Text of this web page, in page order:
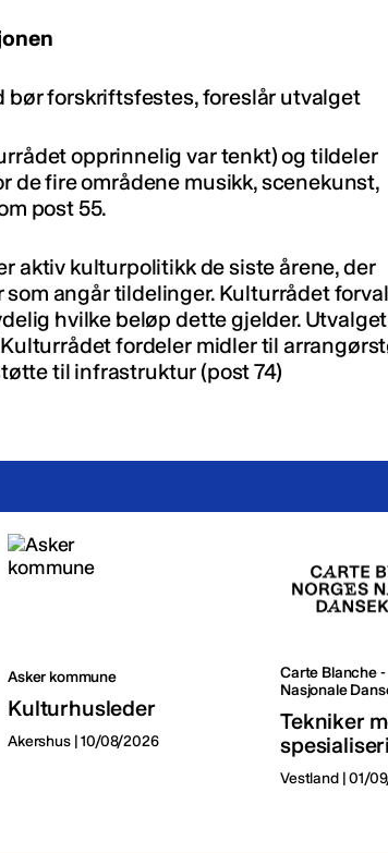
bør forskriftsfestes, foreslår utvalget
opprinnelig var tenkt) og tildeler
de fire områdene musikk, scenekunst,
post 55.
aktiv kulturpolitikk de siste årene, der
angår tildelinger. Kulturrådet
hvilke beløp dette gjelder. Utvalget
fordeler midler til
til infrastruktur (post 74)
Asker kommune
Kulturhusleder
Akershus | 10/08/2026
Carte Blanche
Nasjonale
Tekniker
Vestland | 01/